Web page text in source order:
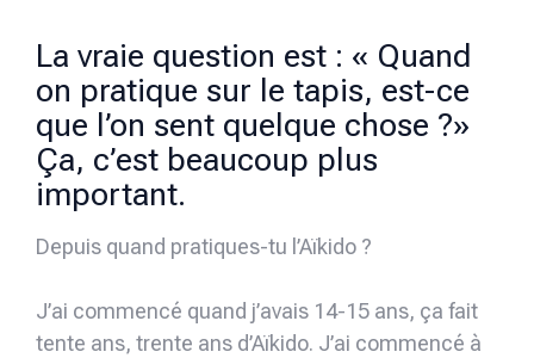
La vraie question est : « Quand
on pratique sur le tapis, est-ce
que l’on sent quelque chose ?»
Ça, c’est beaucoup plus
important.
Depuis quand pratiques-tu l’Aïkido ?
J’ai commencé quand j’avais 14-15 ans, ça fait
tente ans, trente ans d’Aïkido. J’ai commencé à